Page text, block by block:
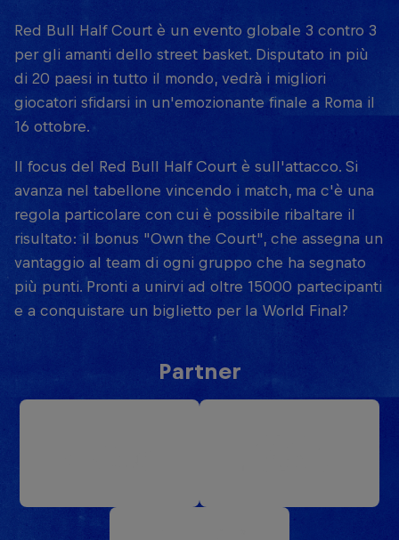
Red Bull Half Court è un evento globale 3 contro 3
per gli amanti dello street basket. Disputato in più
di 20 paesi in tutto il mondo, vedrà i migliori
giocatori sfidarsi in un'emozionante finale a Roma il
16 ottobre.
Il focus del Red Bull Half Court è sull'attacco. Si
avanza nel tabellone vincendo i match, ma c'è una
regola particolare con cui è possibile ribaltare il
risultato: il bonus "Own the Court", che assegna un
vantaggio al team di ogni gruppo che ha segnato
più punti. Pronti a unirvi ad oltre 15000 partecipanti
e a conquistare un biglietto per la World Final?
Partner